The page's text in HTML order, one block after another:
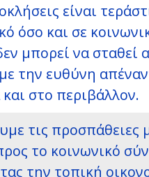
είναι
όσο και σε
μπορεί να σταθεί
την ευθύνη
στο περιβάλλον.
τις προσπάθειες
το κοινωνικό
την τοπική